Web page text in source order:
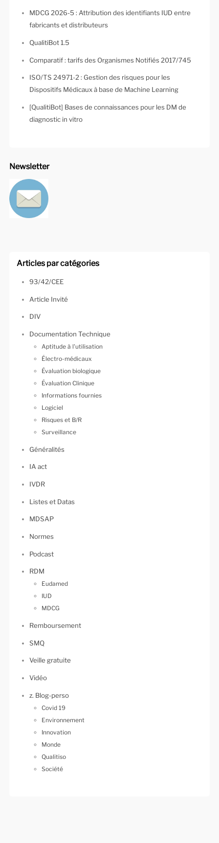
MDCG 2026-5 : Attribution des identifiants IUD entre
fabricants et distributeurs
QualitiBot 1.5
Comparatif : tarifs des Organismes Notifiés 2017/745
ISO/TS 24971-2 : Gestion des risques pour les
Dispositifs Médicaux à base de Machine Learning
[QualitiBot] Bases de connaissances pour les DM de
diagnostic in vitro
Newsletter
Articles par catégories
93/42/CEE
Article Invité
DIV
Documentation Technique
Aptitude à l'utilisation
Électro-médicaux
Évaluation biologique
Évaluation Clinique
Informations fournies
Logiciel
Risques et B/R
Surveillance
Généralités
IA act
IVDR
Listes et Datas
MDSAP
Normes
Podcast
RDM
Eudamed
IUD
MDCG
Remboursement
SMQ
Veille gratuite
Vidéo
z. Blog-perso
Covid 19
Environnement
Innovation
Monde
Qualitiso
Société